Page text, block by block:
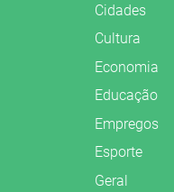
Cidades
Cultura
Economia
Educação
Empregos
Esporte
Geral